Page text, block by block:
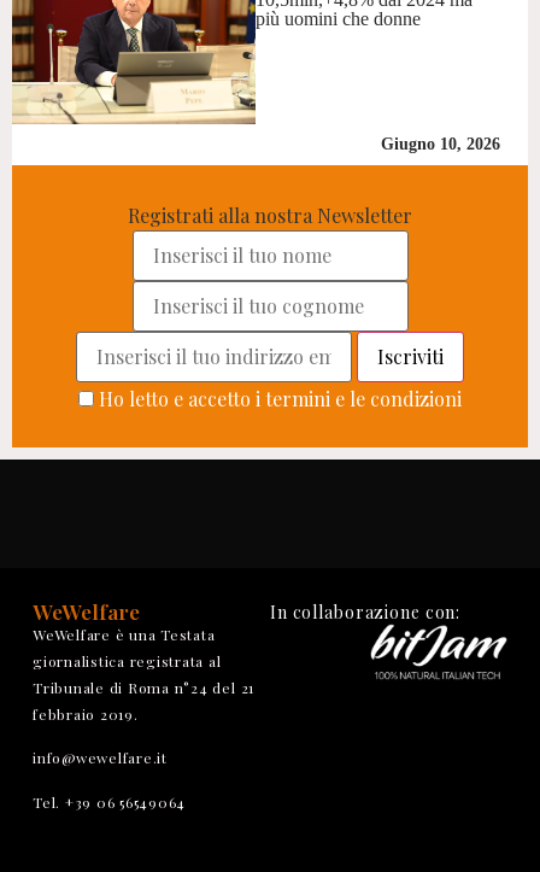
più uomini che donne
Giugno 10, 2026
Registrati alla nostra Newsletter
Ho letto e accetto i termini e le condizioni
WeWelfare
WeWelfare è una Testata
giornalistica registrata al
Tribunale di Roma n°24 del 21
febbraio 2019.
info@wewelfare.it
Tel. +39 06 56549064
In collaborazione con: